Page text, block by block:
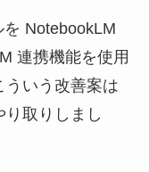
NotebookLM
連携機能を使用
ういう改善案は
り取りしまし